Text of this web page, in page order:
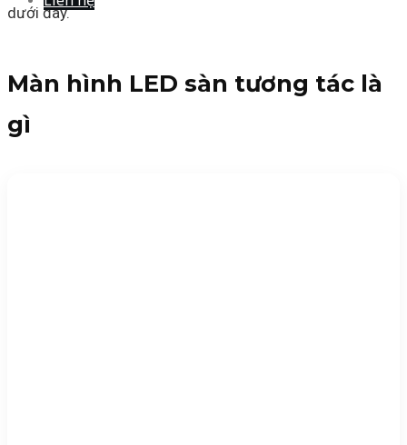
dưới đây.
Màn hình LED sàn tương tác là
gì